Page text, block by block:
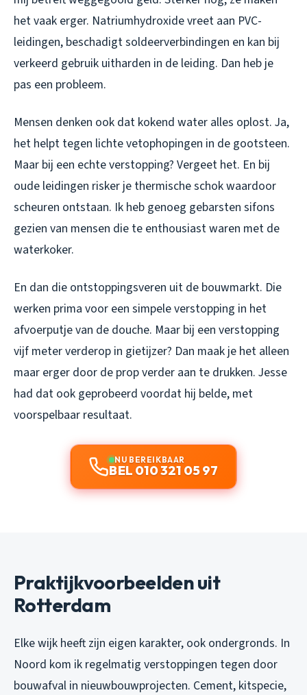
het vaak erger. Natriumhydroxide vreet aan PVC-
leidingen, beschadigt soldeerverbindingen en kan bij
verkeerd gebruik uitharden in de leiding. Dan heb je
pas een probleem.
Mensen denken ook dat kokend water alles oplost. Ja,
het helpt tegen lichte vetophopingen in de gootsteen.
Maar bij een echte verstopping? Vergeet het. En bij
oude leidingen risker je thermische schok waardoor
scheuren ontstaan. Ik heb genoeg gebarsten sifons
gezien van mensen die te enthousiast waren met de
waterkoker.
En dan die ontstoppingsveren uit de bouwmarkt. Die
werken prima voor een simpele verstopping in het
afvoerputje van de douche. Maar bij een verstopping
vijf meter verderop in gietijzer? Dan maak je het alleen
maar erger door de prop verder aan te drukken. Jesse
had dat ook geprobeerd voordat hij belde, met
voorspelbaar resultaat.
NU BEREIKBAAR
BEL 010 321 05 97
Praktijkvoorbeelden uit
Rotterdam
Elke wijk heeft zijn eigen karakter, ook ondergronds. In
Noord kom ik regelmatig verstoppingen tegen door
bouwafval in nieuwbouwprojecten. Cement, kitspecie,